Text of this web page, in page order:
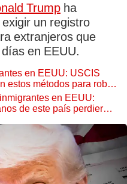
Trump ha
un registro
extranjeros que
en EEUU.
en EEUU: USCIS
estos métodos para robar
en EEUU:
de este país perdieron